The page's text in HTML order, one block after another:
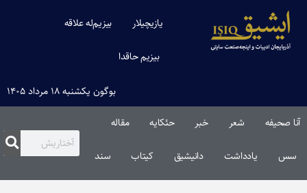
یازیچیلار بیزیم‌له علاقه
بیزیم حاقدا
بوگون یکشنبه ۱۸ مرداد ۱۴۰۵
آنا صحیفه شعر خبر حئکایه مقاله‌
سس یادداشت دانیشیق کیتاب سند